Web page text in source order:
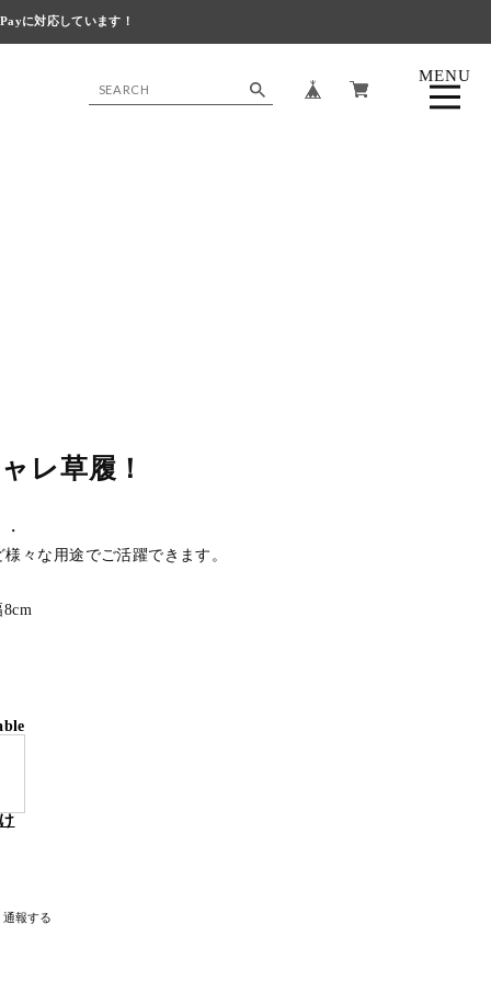
に対応しています！
MENU
CLOSE
レ草履！
々な用途でご活躍できます。
通報する